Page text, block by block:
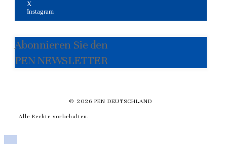
X
Instagram
Abonnieren Sie den
PEN NEWSLETTER
© 2026 PEN DEUTSCHLAND
Alle Rechte vorbehalten.